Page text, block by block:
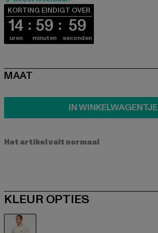
KORTING EINDIGT OVER
14
uren
59
minuten
58
seconden
SIZE
MAAT
IN WINKELWAGENTJE
Het artikel valt normaal
KLEUR OPTIES